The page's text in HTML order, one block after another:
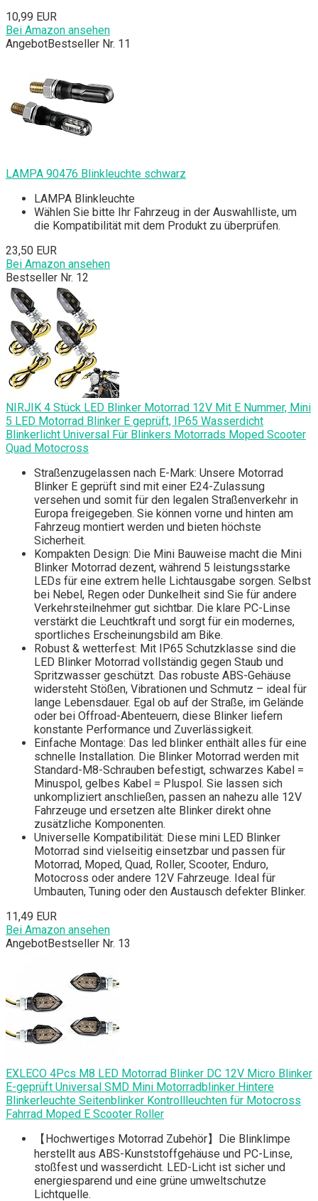
10,99 EUR
Bei Amazon ansehen
AngebotBestseller Nr. 11
LAMPA 90476 Blinkleuchte schwarz
LAMPA Blinkleuchte
Wählen Sie bitte Ihr Fahrzeug in der Auswahlliste, um
die Kompatibilität mit dem Produkt zu überprüfen.
23,50 EUR
Bei Amazon ansehen
Bestseller Nr. 12
NIRJIK 4 Stück LED Blinker Motorrad 12V Mit E Nummer, Mini
5 LED Motorrad Blinker E geprüft, IP65 Wasserdicht
Blinkerlicht Universal Für Blinkers Motorrads Moped Scooter
Quad Motocross
Straßenzugelassen nach E-Mark: Unsere Motorrad
Blinker E geprüft sind mit einer E24-Zulassung
versehen und somit für den legalen Straßenverkehr in
Europa freigegeben. Sie können vorne und hinten am
Fahrzeug montiert werden und bieten höchste
Sicherheit.
Kompakten Design: Die Mini Bauweise macht die Mini
Blinker Motorrad dezent, während 5 leistungsstarke
LEDs für eine extrem helle Lichtausgabe sorgen. Selbst
bei Nebel, Regen oder Dunkelheit sind Sie für andere
Verkehrsteilnehmer gut sichtbar. Die klare PC-Linse
verstärkt die Leuchtkraft und sorgt für ein modernes,
sportliches Erscheinungsbild am Bike.
Robust & wetterfest: Mit IP65 Schutzklasse sind die
LED Blinker Motorrad vollständig gegen Staub und
Spritzwasser geschützt. Das robuste ABS-Gehäuse
widersteht Stößen, Vibrationen und Schmutz – ideal für
lange Lebensdauer. Egal ob auf der Straße, im Gelände
oder bei Offroad-Abenteuern, diese Blinker liefern
konstante Performance und Zuverlässigkeit.
Einfache Montage: Das led blinker enthält alles für eine
schnelle Installation. Die Blinker Motorrad werden mit
Standard-M8-Schrauben befestigt, schwarzes Kabel =
Minuspol, gelbes Kabel = Pluspol. Sie lassen sich
unkompliziert anschließen, passen an nahezu alle 12V
Fahrzeuge und ersetzen alte Blinker direkt ohne
zusätzliche Komponenten.
Universelle Kompatibilität: Diese mini LED Blinker
Motorrad sind vielseitig einsetzbar und passen für
Motorrad, Moped, Quad, Roller, Scooter, Enduro,
Motocross oder andere 12V Fahrzeuge. Ideal für
Umbauten, Tuning oder den Austausch defekter Blinker.
11,49 EUR
Bei Amazon ansehen
AngebotBestseller Nr. 13
EXLECO 4Pcs M8 LED Motorrad Blinker DC 12V Micro Blinker
E-geprüft Universal SMD Mini Motorradblinker Hintere
Blinkerleuchte Seitenblinker Kontrollleuchten für Motocross
Fahrrad Moped E Scooter Roller
【Hochwertiges Motorrad Zubehör】Die Blinklimpe
herstellt aus ABS-Kunststoffgehäuse und PC-Linse,
stoßfest und wasserdicht. LED-Licht ist sicher und
energiesparend und eine grüne umweltschutze
Lichtquelle.